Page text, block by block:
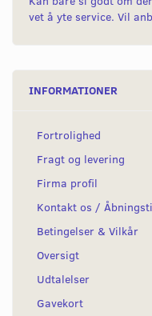
vet å yte service. Vil
INFORMATIONER
Fortrolighed
Fragt og levering
Firma profil
Kontakt os /
Betingelser & Vilkår
Oversigt
Udtalelser
Gavekort